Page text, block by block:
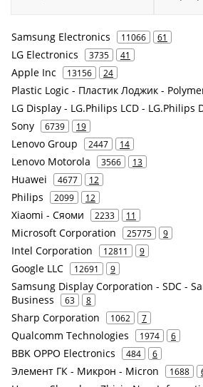
Samsung Electronics 11066 61
LG Electronics 3735 41
Apple Inc 13156 24
Plastic Logic - Пластик Лоджик -
LG Display - LG.Philips LCD - LG.Philips
Sony 6739 19
Lenovo Group 2447 14
Lenovo Motorola 3566 13
Huawei 4677 12
Philips 2099 12
Xiaomi - Сяоми 2233 11
Microsoft Corporation 25775 9
Intel Corporation 12811 9
Google LLC 12691 9
Samsung Display Corporation - SDC -
Business
63 8
Sharp Corporation 1062 7
Qualcomm Technologies 1974 6
BBK OPPO Electronics 484 6
Элемент ГК - Микрон - Micron 1688